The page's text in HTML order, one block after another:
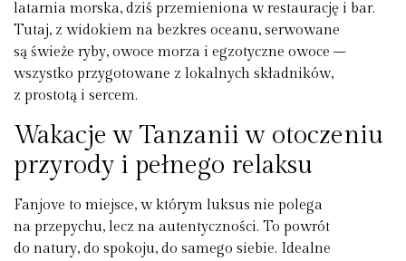
latarnia morska, dziś przemieniona w restaurację i bar.
Tutaj, z widokiem na bezkres oceanu, serwowane
są świeże ryby, owoce morza i egzotyczne owoce –
wszystko przygotowane z lokalnych składników,
z prostotą i sercem.
Wakacje w Tanzanii w otoczeniu
przyrody i pełnego relaksu
Fanjove to miejsce, w którym luksus nie polega
na przepychu, lecz na autentyczności. To powrót
do natury, do spokoju, do samego siebie. Idealne